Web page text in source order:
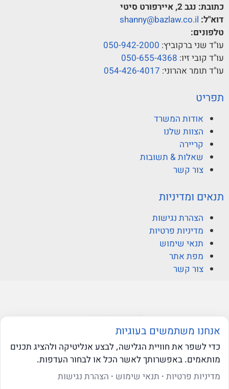
כתובת: נגב 2, איירפורט סיטי
דוא"ל: shanny@bazlaw.co.il
טלפונים:
עו"ד שני ברקוביץ: 050-942-2000
עו"ד קובי זיו: 050-655-4368
עו"ד תומר אהרוני: 054-426-4017
תפריט
אודות המשרד
הצוות שלנו
קריירה
שאלות & תשובות
צור קשר
תנאים ומדיניות
הצהרת נגישות
מדיניות פרטיות
תנאי שימוש
מפת אתר
צור קשר
© ברקוביץ אהרוני זיו
אנחנו משתמשים בעוגיות
כדי לשפר את חוויית הגלישה, לבצע אנליטיקה ולהציג תכנים
מותאמים. באפשרותך לאשר הכל או לבחור העדפות.
מדיניות פרטיות · תנאי שימוש · הצהרת נגישות